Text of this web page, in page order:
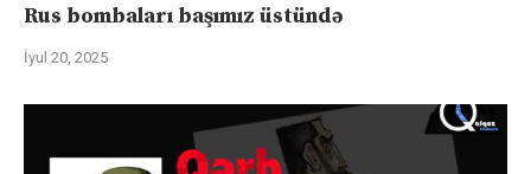
Rus bombaları başımız üstündə
İyul 20, 2025